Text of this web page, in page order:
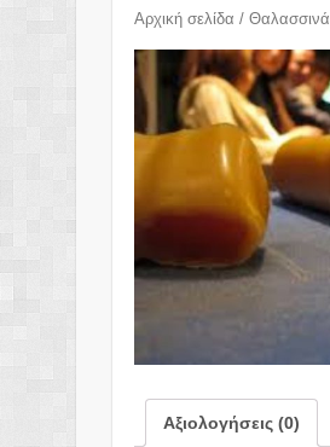
Αρχική σελίδα / Θαλασσινά
Αξιολογήσεις (0)